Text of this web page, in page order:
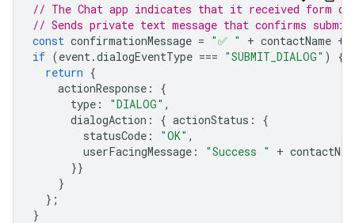
// The Chat app indicates that it received form
// Sends private text message that confirms
const confirmationMessage = "✅ " + contactName +
if (event.dialogEventType === "SUBMIT_DIALOG" )
{
return {
actionResponse :
{
type : "DIALOG" ,
dialogAction : { actionStatus :
{
statusCode : "OK" ,
userFacingMessage : "Success " +
}}
}
};
}